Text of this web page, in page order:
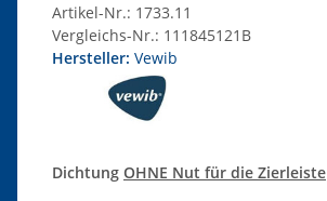
Artikel-Nr.: 1733.11
Vergleichs-Nr.: 111845121B
Hersteller: Vewib
Dichtung OHNE Nut für die Zierleiste